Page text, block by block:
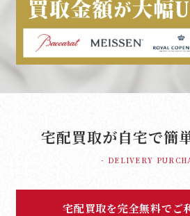
宅配買取が自宅で簡
- DELIVERY
宅配買取を完全無料でご